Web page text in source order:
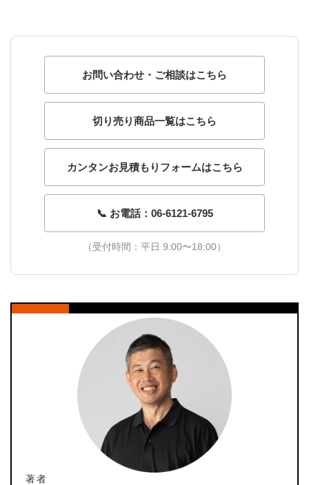
お問い合わせ・ご相談はこちら
切り売り商品一覧はこちら
カンタンお見積もりフォームはこちら
📞 お電話：06-6121-6795
（受付時間：平日 9:00〜18:00）
著者